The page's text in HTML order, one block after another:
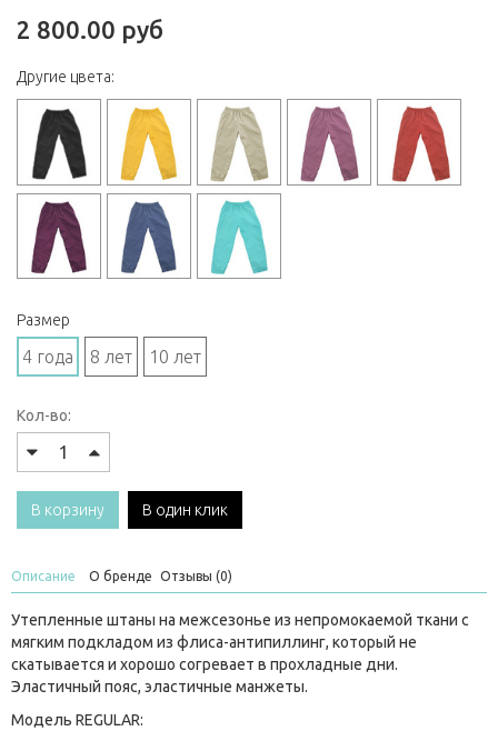
2 800.00 руб
Другие цвета:
Размер
4 года 8 лет 10 лет
Кол-во:
В корзину В один клик
Описание О бренде Отзывы (0)
Утепленные штаны на межсезонье из непромокаемой ткани с
мягким подкладом из флиса-антипиллинг, который не
скатывается и хорошо согревает в прохладные дни.
Эластичный пояс, эластичные манжеты.
Модель REGULAR: